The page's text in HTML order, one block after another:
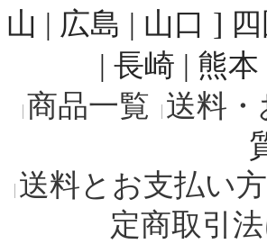
山 | 広島 | 山口 ]
| 長崎 | 熊
商品一覧 送料
送料とお支払い
定商取引